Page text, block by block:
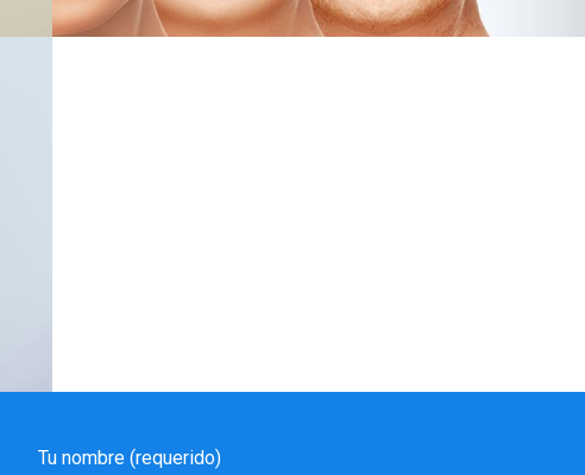
Tu nombre (requerido)